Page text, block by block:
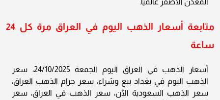
المعدن الأصفر عالميًا.
متابعة أسعار الذهب اليوم في العراق مرة كل 24
ساعة
أسعار الذهب في العراق اليوم الجمعة 24/10/2025، سعر
الذهب اليوم في بغداد بيع وشراء، سعر جرام الذهب العراق،
سعر الذهب السعودية الآن، سعر الذهب في العراق، سعر